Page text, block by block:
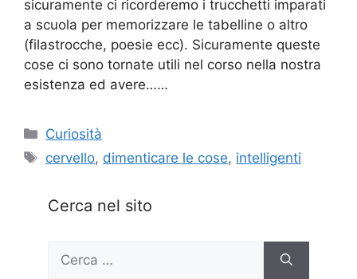
sicuramente ci ricorderemo i trucchetti imparati
a scuola per memorizzare le tabelline o altro
(filastrocche, poesie ecc). Sicuramente queste
cose ci sono tornate utili nel corso nella nostra
esistenza ed avere……
Categorie
Curiosità
Tag
cervello, dimenticare le cose, intelligenti
Cerca nel sito
per: